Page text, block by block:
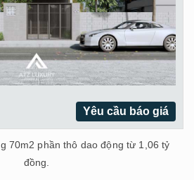
Yêu cầu báo giá
70m2 phần thô dao động từ 1,06 tỷ
đồng.